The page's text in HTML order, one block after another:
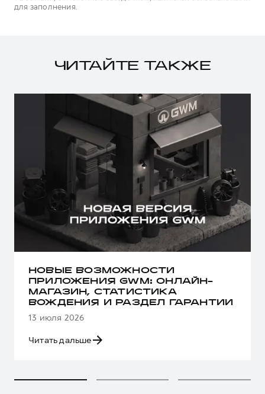
для заполнения.
ЧИТАЙТЕ ТАКЖЕ
НОВЫЕ ВОЗМОЖНОСТИ
ПРИЛОЖЕНИЯ GWM: ОНЛАЙН-
МАГАЗИН, СТАТИСТИКА
ВОЖДЕНИЯ И РАЗДЕЛ ГАРАНТИИ
13 июля 2026
Читать дальше